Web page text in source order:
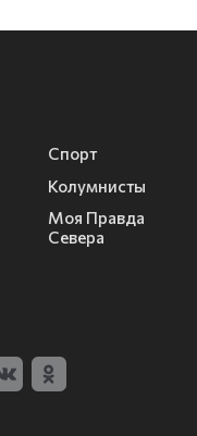
Спорт
Колумнисты
Моя Правда
Севера